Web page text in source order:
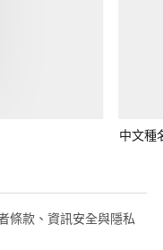
中文種
條款、資訊安全與隱私